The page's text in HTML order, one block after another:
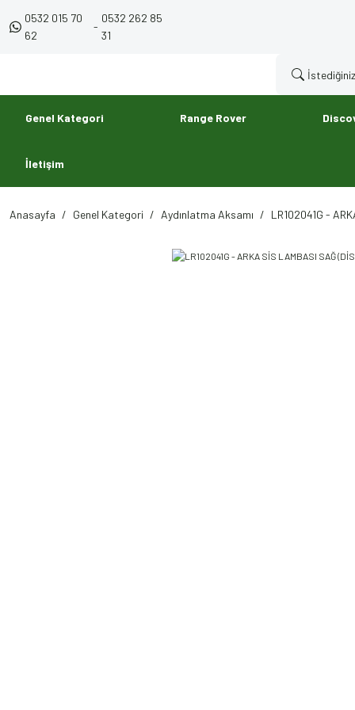
0532 015 70
62
-
0532 262 85
31
Genel Kategori Range Rover
İletişim
Anasayfa Genel Kategori Aydınlatma Aksamı LR102041G -